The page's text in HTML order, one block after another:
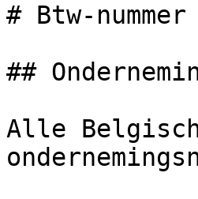
# Btw-nummer
##
Alle